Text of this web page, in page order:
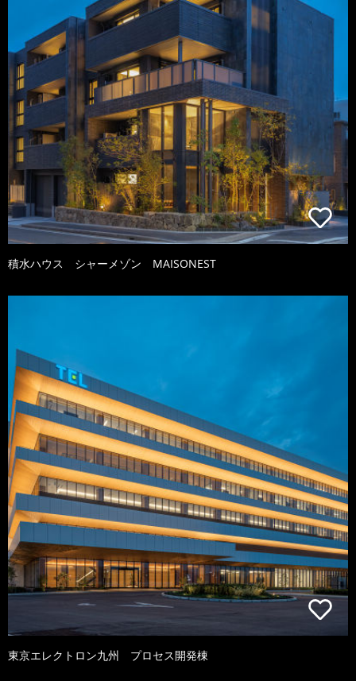
積水ハウス シャーメゾン MAISONEST
東京エレクトロン九州 プロセス開発棟